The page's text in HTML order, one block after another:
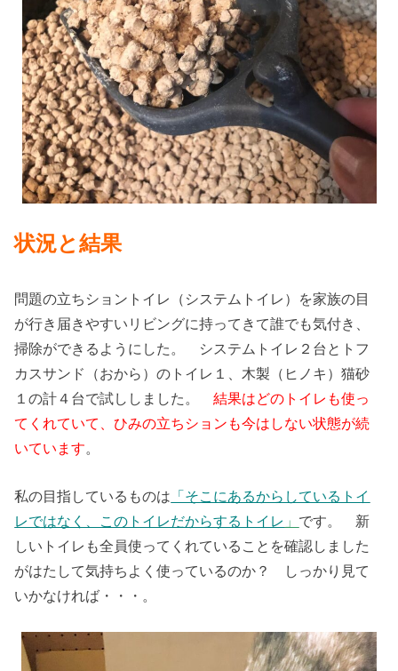
状況と結果
問題の立ちショントイレ（システムトイレ）を家族の目
が行き届きやすいリビングに持ってきて誰でも気付き、
掃除ができるようにした。 システムトイレ２台とトフ
カスサンド（おから）のトイレ１、木製（ヒノキ）猫砂
１の計４台で試ししました。結果はどのトイレも使っ
てくれていて、ひみの立ちションも今はしない状態が続
いています。
私の目指しているものは 「そこにあるからしているトイ
レではなく、このトイレだからするトイレ 」 です。 新
しいトイレも全員使ってくれていることを確認しました
がはたして気持ちよく使っているのか？ しっかり見て
いかなければ・・・。